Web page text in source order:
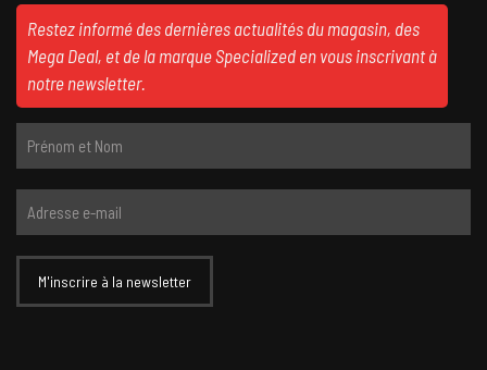
Restez informé des dernières actualités du magasin, des
Mega Deal, et de la marque Specialized en vous inscrivant à
notre newsletter.